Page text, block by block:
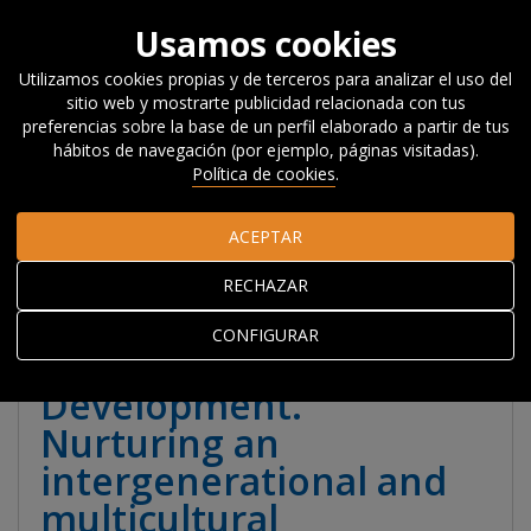
Investigación Publicaciones Libros
Colecciones
especiales
The Evolution of Action Research for Territorial
Development. Nurturing an intergenerational and multicultural
The Evolution of
Action Research for
Territorial
Development.
Nurturing an
intergenerational and
multicultural
Usamos cookies
Utilizamos cookies propias y de terceros para analizar el uso del
sitio web y mostrarte publicidad relacionada con tus
preferencias sobre la base de un perfil elaborado a partir de tus
hábitos de navegación (por ejemplo, páginas visitadas).
Política de cookies.
CONFIGURAR
RECHAZAR
ACEPTAR